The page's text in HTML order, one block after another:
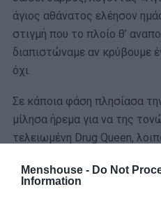
Menshouse - Do Not
Information
άγιος αθάνατος ελέησον
στιγμή που το πλοίο θ’
διαπιστώναμε αν κρύβουμε
όχι.
Σε κάποια φάση πλησίασα
μίλησα ήρεμα για να της
τελειωμένη Drug Queen,
«Γεννηθήκαμε την ίδια
ίδια μέρα. Έχω